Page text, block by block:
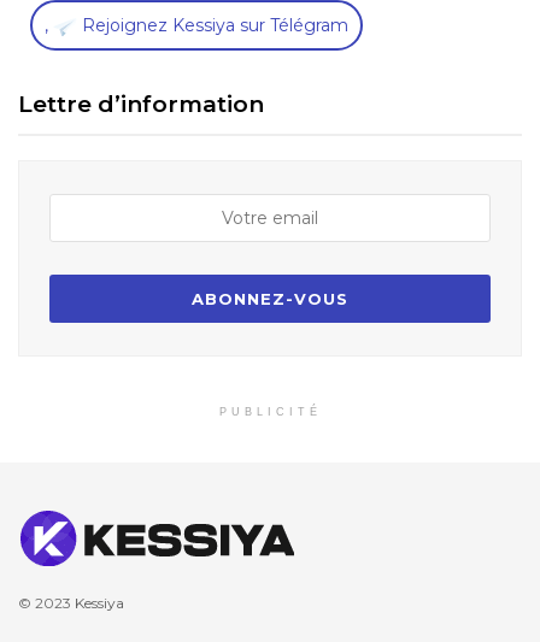
, Rejoignez Kessiya sur Télégram
Lettre d’information
PUBLICITÉ
© 2023 Kessiya